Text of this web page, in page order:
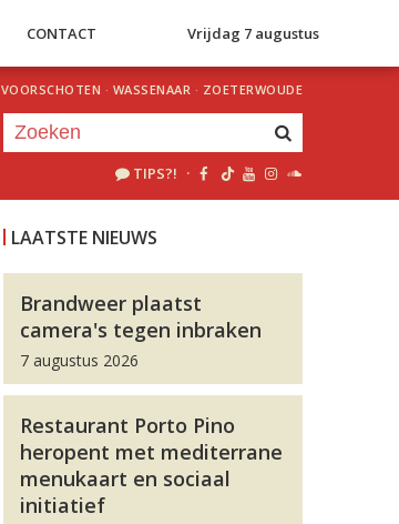
CONTACT Vrijdag 7 augustus
VOORSCHOTEN · WASSENAAR · ZOETERWOUDE
TIPS?! ·
LAATSTE NIEUWS
Brandweer plaatst
camera's tegen inbraken
7 augustus 2026
Restaurant Porto Pino
heropent met mediterrane
menukaart en sociaal
initiatief